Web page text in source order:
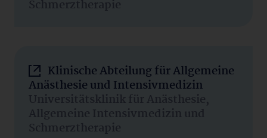
Schmerztherapie
Klinische Abteilung für Allgemeine
Anästhesie und Intensivmedizin
Universitätsklinik für Anästhesie,
Allgemeine Intensivmedizin und
Schmerztherapie